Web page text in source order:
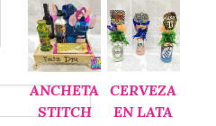
ANCHETA
STITCH
CERVEZA
EN LATA